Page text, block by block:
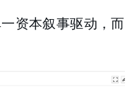
资本叙事驱动，而